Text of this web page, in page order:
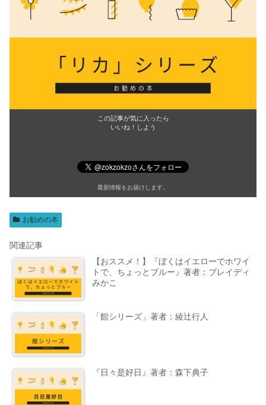
この記事が気に入ったら
いいね！しよう
最新情報をお届けします。
お勧めの本
関連記事
【おススメ！】『ぼくはイエローでホワイ
トで、ちょっとブルー』著者：ブレイディ
みかこ
「館シリーズ」著者：綾辻行人
『日々是好日』著者：森下典子